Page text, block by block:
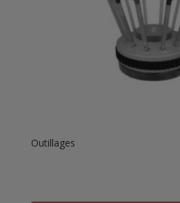
Outillages